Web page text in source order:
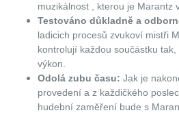
muzikálnost , kterou je Marantz
Testováno důkladně a
ladicich procesů zvukoví mistři
kontrolují každou součástku
výkon.
Odolá zubu času: Jak je
provedení a z každičkého
hudební zaměření bude s